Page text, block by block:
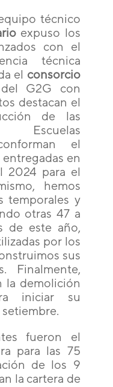
técnico
expuso los
con el
técnica
el consorcio
G2G con
destacan el
de las
Escuelas
el
en
2024 para el
hemos
temporales y
otras 47 a
de este año,
por los
sus
Finalmente,
la demolición
iniciar su
fueron el
para las 75
de los 9
la cartera de